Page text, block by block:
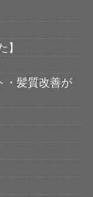
】
・髪質改善が